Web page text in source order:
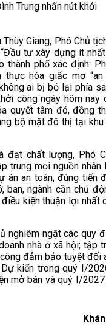
Trung nhấn nút khởi
Giang, Phó Chủ
tư xây dựng ít
thành phố xác định:
thực hóa giấc mơ
ai bị bỏ lại phía
công ngày hôm nay
quyết tâm đó, đồng
bộ mặt đô thị tại
đạt chất lượng, Phó
trung mọi nguồn nhân
án an toàn, đúng tiến
ban, ngành cần chủ
kiện thuận lợi nhất
nghiêm ngặt các quy
nhà ở xã hội; tập
đảm bảo tuyệt đối
kiến trong quý I/
mở bán và quý I/